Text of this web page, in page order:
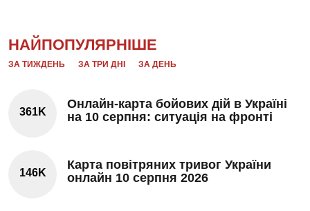
НАЙПОПУЛЯРНІШЕ
ЗА ТИЖДЕНЬ ЗА ТРИ ДНІ ЗА ДЕНЬ
361K
Онлайн-карта бойових дій в Україні
на 10 серпня: ситуація на фронті
146K
Карта повітряних тривог України
онлайн 10 серпня 2026